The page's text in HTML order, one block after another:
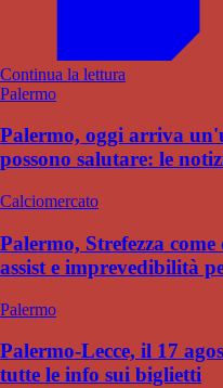
Continua la lettura
Palermo
Palermo, oggi arriva
possono salutare: le
Calciomercato
Palermo, Strefezza
assist e imprevedibilità
Palermo
Palermo-Lecce, il 17
tutte le info sui biglietti